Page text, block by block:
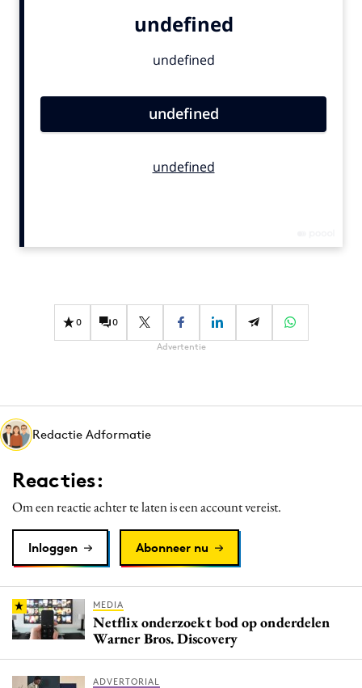
Customer Experience
Influencer marketing
Interne communicatie
Merkstrategie
PR
Programmatic
Purpose Marketing
Reputatie & crisis
0 0
Advertentie
Redactie Adformatie
Reacties:
Om een reactie achter te laten is een account vereist.
Inloggen Abonneer nu
MEDIA
Netflix onderzoekt bod op onderdelen
Warner Bros. Discovery
ADVERTORIAL